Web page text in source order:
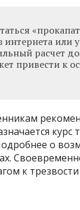
интернета или
расчет
привести к
курс
о
к